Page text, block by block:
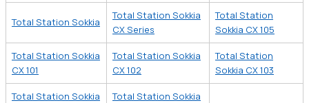
Total Station Sokkia
Total Station Sokkia
CX Series
Total Station
Sokkia CX 105
Total Station Sokkia
CX 101
Total Station Sokkia
CX 102
Total Station
Sokkia CX 103
Total Station Sokkia
Total Station Sokkia